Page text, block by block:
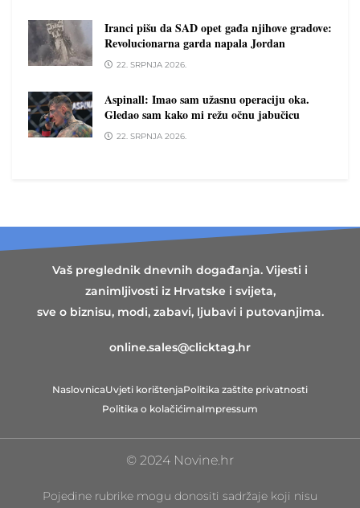
Iranci pišu da SAD opet gađa njihove gradove:
Revolucionarna garda napala Jordan
22. SRPNJA 2026.
Aspinall: Imao sam užasnu operaciju oka.
Gledao sam kako mi režu očnu jabučicu
22. SRPNJA 2026.
Vaš preglednik dnevnih događanja. Vijesti i
zanimljivosti iz Hrvatske i svijeta,
sve o biznisu, modi, zabavi, ljubavi i putovanjima.
online.sales@clicktag.hr
NaslovnicaUvjeti korištenjaPolitika zaštite privatnosti
Politika o kolačićimaImpressum
© 2024 Novine.hr
Pojedine rubrike mogu donositi sadržaje koji nisu